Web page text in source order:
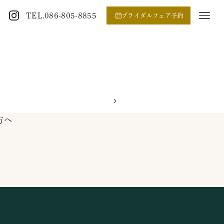
TEL.086-805-8855 ブライダルフェア予約
へ